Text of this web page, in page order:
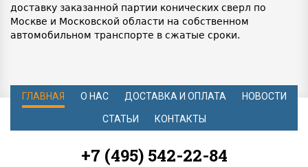
доставку заказанной партии конических сверл по
Москве и Московской области на собственном
автомобильном транспорте в сжатые сроки.
ГЛАВНАЯ О НАС ДОСТАВКА И ОПЛАТА НОВОСТИ
СТАТЬИ КОНТАКТЫ
+7 (495) 542-22-84